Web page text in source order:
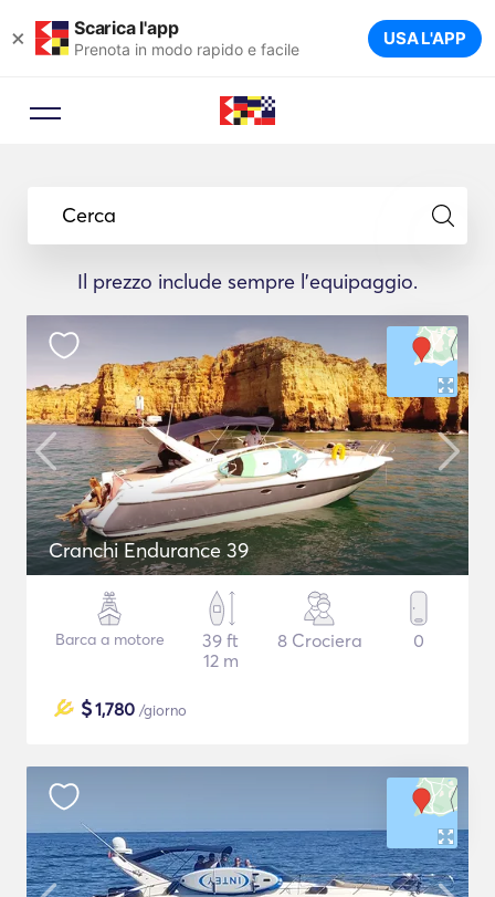
× Scarica l'app
Prenota in modo rapido e facile USA L'APP
Cerca
Il prezzo include sempre l'equipaggio.
Cranchi Endurance 39
Barca a motore
39 ft
12 m
8 Crociera 0
$1,780 /giorno